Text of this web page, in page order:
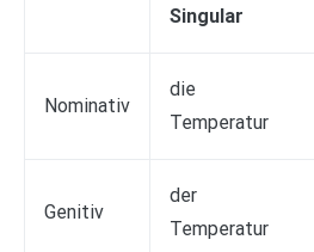
Singular
Nominativ
die
Temperatur
Genitiv
der
Temperatur